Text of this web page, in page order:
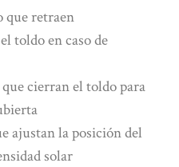
que retraen
toldo en caso de
cierran el toldo para
ajustan la posición del
solar